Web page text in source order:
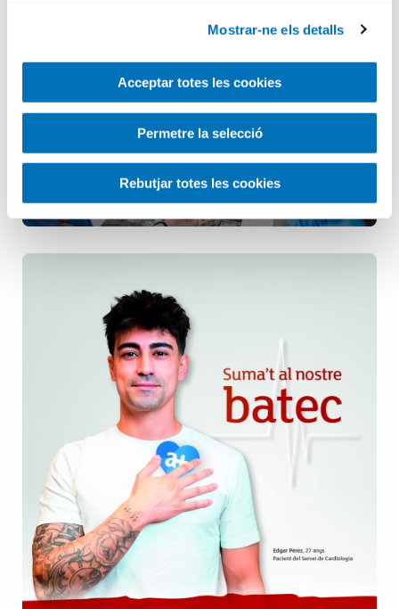
Mostrar-ne els detalls
Acceptar totes les cookies
Permetre la selecció
Rebutjar totes les cookies
Infermeria